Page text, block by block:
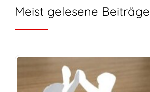
Meist gelesene Beiträge